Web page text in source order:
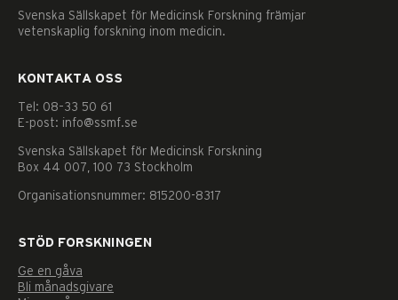
Svenska Sällskapet för Medicinsk Forskning främjar
vetenskaplig forskning inom medicin.
KONTAKTA OSS
Tel: 08–33 50 61
E-post: info@ssmf.se
Svenska Sällskapet för Medicinsk Forskning
Box 44 007, 100 73 Stockholm
Organisationsnummer: 815200-8317
STÖD FORSKNINGEN
Ge en gåva
Bli månadsgivare
Nödvändiga